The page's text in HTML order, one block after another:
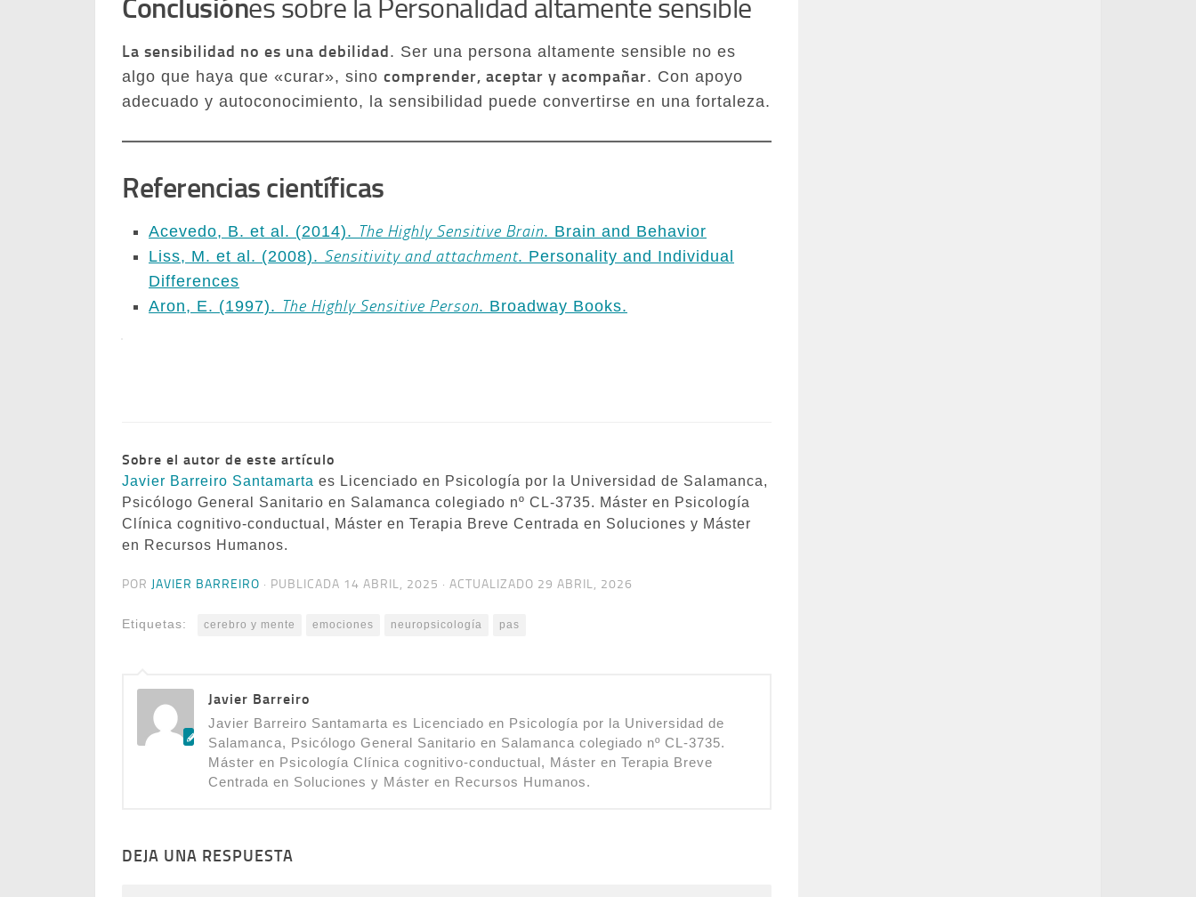
Conclusiónes sobre la Personalidad altamente sensible
La sensibilidad no es una debilidad. Ser una persona altamente sensible no es
algo que haya que «curar», sino comprender, aceptar y acompañar. Con apoyo
adecuado y autoconocimiento, la sensibilidad puede convertirse en una fortaleza.
Referencias científicas
Acevedo, B. et al. (2014). The Highly Sensitive Brain. Brain and Behavior
Liss, M. et al. (2008). Sensitivity and attachment. Personality and Individual
Differences
Aron, E. (1997). The Highly Sensitive Person. Broadway Books.
Sobre el autor de este artículo
Javier Barreiro Santamarta es Licenciado en Psicología por la Universidad de Salamanca,
Psicólogo General Sanitario en Salamanca colegiado nº CL-3735. Máster en Psicología
Clínica cognitivo-conductual, Máster en Terapia Breve Centrada en Soluciones y Máster
en Recursos Humanos.
POR JAVIER BARREIRO · PUBLICADA 14 ABRIL, 2025 · ACTUALIZADO 29 ABRIL, 2026
Etiquetas: cerebro y mente emociones neuropsicología pas
Javier Barreiro
Javier Barreiro Santamarta es Licenciado en Psicología por la Universidad de
Salamanca, Psicólogo General Sanitario en Salamanca colegiado nº CL-3735.
Máster en Psicología Clínica cognitivo-conductual, Máster en Terapia Breve
Centrada en Soluciones y Máster en Recursos Humanos.
DEJA UNA RESPUESTA